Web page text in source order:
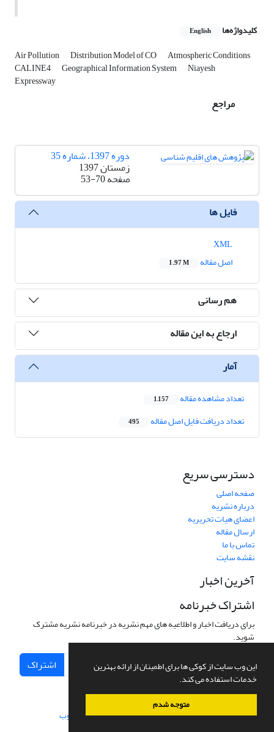
این وب سایت از کوکی ها برای اطمینان از ارائه بهترین
خدمات استفاده می کند.
متوجه شدم
کلیدواژه‌ها English
Air Pollution Distribution Model of CO Atmospheric Conditions
CALINE4 Geographical Information System Niayesh
Expressway
مراجع
دوره 1397، شماره 35
زمستان 1397
صفحه53-70
فایل ها
اصل مقاله
1.97 M
هم رسانی
ارجاع به این مقاله
آمار
تعداد مشاهده مقاله 1,157
تعداد دریافت فایل اصل مقاله 495
دسترسی سریع
صفحه اصلی
درباره نشریه
اعضای هیات تحریریه
ارسال مقاله
تماس با ما
نقشه سایت
آخرین اخبار
اشتراک خبرنامه
برای دریافت اخبار و اطلاعیه های مهم نشریه در خبرنامه نشریه مشترک
شوید.
اشتراک
سامانه مدیریت نشریات علمی.طراحی و پیاده سازی از سیناوب